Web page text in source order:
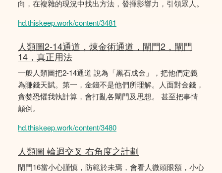
向，在複雜的現況中找出方法，發揮影響力，引領眾人。
hd.thiskeep.work/content/3481
人類圖2-14通道，煉金術通道，閘門2，閘門
14，真正用法
一般人類圖把2-14通道 說為「黑石成金」，把他們定義
為賺錢天賦。第一，金錢不是他們所理解。人面對金錢，
貪婪恐懼我執計算，會打亂各閘門及思想。 甚至把事情
顛倒。
hd.thiskeep.work/content/3480
人類圖 輪迴交叉 右角度之計劃
閘門16當小心謹慎，防範於未焉，會看人微頭眼額，小心